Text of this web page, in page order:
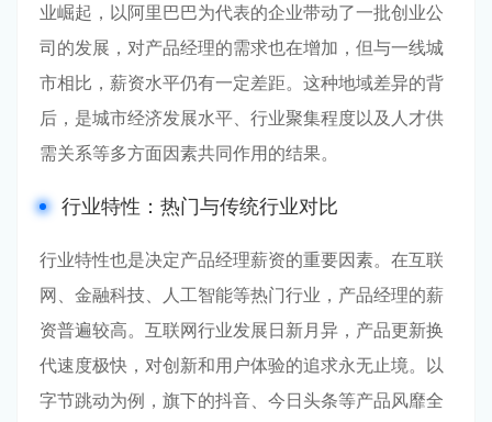
业崛起，以阿里巴巴为代表的企业带动了一批创业公
司的发展，对产品经理的需求也在增加，但与一线城
市相比，薪资水平仍有一定差距。这种地域差异的背
后，是城市经济发展水平、行业聚集程度以及人才供
需关系等多方面因素共同作用的结果。
行业特性：热门与传统行业对比
行业特性也是决定产品经理薪资的重要因素。在互联
网、金融科技、人工智能等热门行业，产品经理的薪
资普遍较高。互联网行业发展日新月异，产品更新换
代速度极快，对创新和用户体验的追求永无止境。以
字节跳动为例，旗下的抖音、今日头条等产品风靡全